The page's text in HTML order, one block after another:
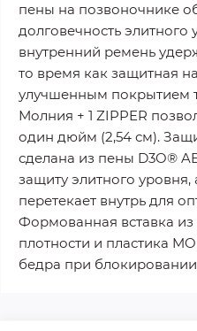
пены на позвоночнике
долговечность
внутренний ремень
то время как защитная
улучшенным покрытием
Молния + 1 ZIPPER
один дюйм (2,54 см).
сделана из пены D3O®
защиту элитного
перетекает внутрь для
Формованная вставка
плотности и пластика
бедра при